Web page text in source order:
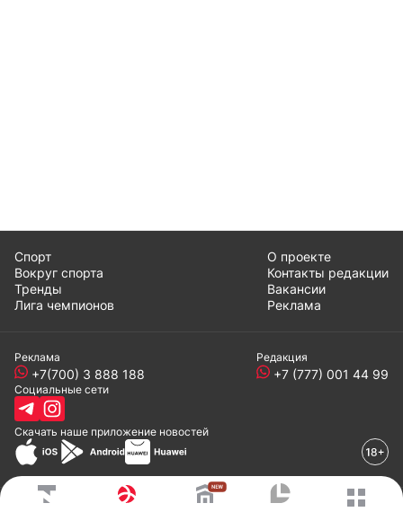
Спорт
Вокруг спорта
Тренды
Лига чемпионов
О проекте
Контакты редакции
Вакансии
Реклама
Реклама
+7(700) 3 888 188
Редакция
+7 (777) 001 44 99
Социальные сети
Скачать наше приложение новостей